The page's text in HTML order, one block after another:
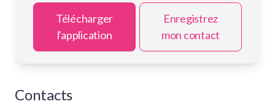
Télécharger
l'application
Enregistrez
mon contact
Contacts